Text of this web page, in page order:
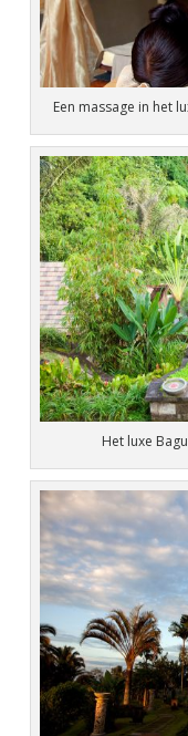
Een massage in het
Het luxe